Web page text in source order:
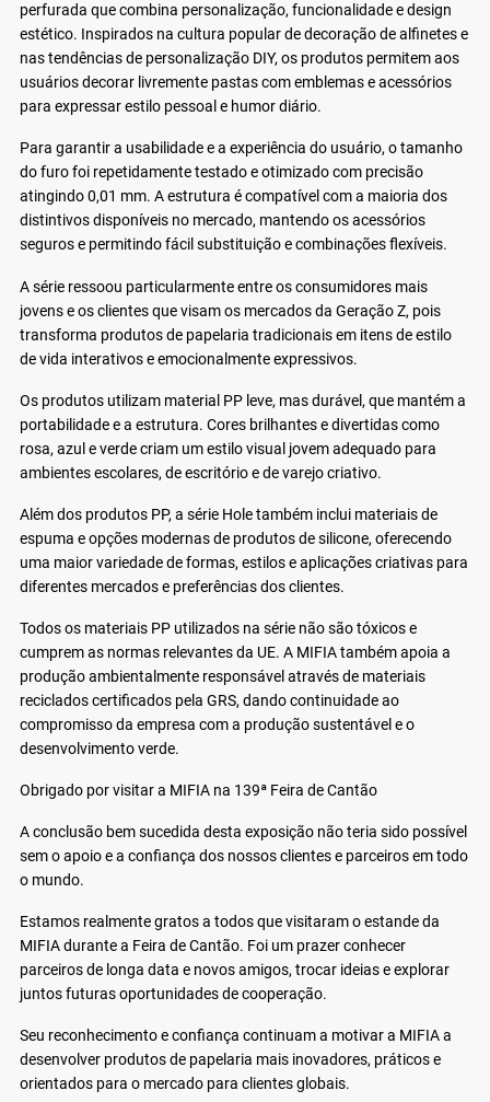
perfurada que combina personalização, funcionalidade e design
estético. Inspirados na cultura popular de decoração de alfinetes e
nas tendências de personalização DIY, os produtos permitem aos
usuários decorar livremente pastas com emblemas e acessórios
para expressar estilo pessoal e humor diário.
Para garantir a usabilidade e a experiência do usuário, o tamanho
do furo foi repetidamente testado e otimizado com precisão
atingindo 0,01 mm. A estrutura é compatível com a maioria dos
distintivos disponíveis no mercado, mantendo os acessórios
seguros e permitindo fácil substituição e combinações flexíveis.
A série ressoou particularmente entre os consumidores mais
jovens e os clientes que visam os mercados da Geração Z, pois
transforma produtos de papelaria tradicionais em itens de estilo
de vida interativos e emocionalmente expressivos.
Os produtos utilizam material PP leve, mas durável, que mantém a
portabilidade e a estrutura. Cores brilhantes e divertidas como
rosa, azul e verde criam um estilo visual jovem adequado para
ambientes escolares, de escritório e de varejo criativo.
Além dos produtos PP, a série Hole também inclui materiais de
espuma e opções modernas de produtos de silicone, oferecendo
uma maior variedade de formas, estilos e aplicações criativas para
diferentes mercados e preferências dos clientes.
Todos os materiais PP utilizados na série não são tóxicos e
cumprem as normas relevantes da UE. A MIFIA também apoia a
produção ambientalmente responsável através de materiais
reciclados certificados pela GRS, dando continuidade ao
compromisso da empresa com a produção sustentável e o
desenvolvimento verde.
Obrigado por visitar a MIFIA na 139ª Feira de Cantão
A conclusão bem sucedida desta exposição não teria sido possível
sem o apoio e a confiança dos nossos clientes e parceiros em todo
o mundo.
Estamos realmente gratos a todos que visitaram o estande da
MIFIA durante a Feira de Cantão. Foi um prazer conhecer
parceiros de longa data e novos amigos, trocar ideias e explorar
juntos futuras oportunidades de cooperação.
Seu reconhecimento e confiança continuam a motivar a MIFIA a
desenvolver produtos de papelaria mais inovadores, práticos e
orientados para o mercado para clientes globais.